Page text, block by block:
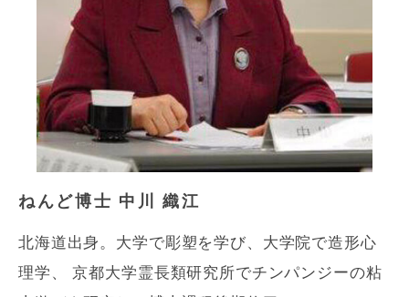
ねんど博士 中川 織江
北海道出身。大学で彫塑を学び、大学院で造形心
理学、 京都大学霊長類研究所でチンパンジーの粘